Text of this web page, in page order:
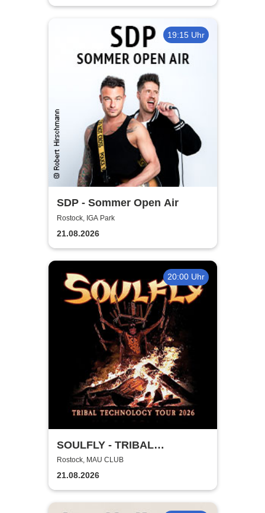
19:15 Uhr
SDP - Sommer Open Air
Rostock, IGA Park
21.08.2026
20:00 Uhr
SOULFLY - TRIBAL
TECHNOLOGY TOUR 2026
Rostock, MAU CLUB
21.08.2026